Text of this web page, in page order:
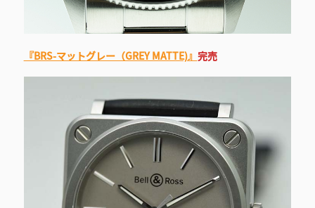
『BRS-マットグレー（GREY MATTE)』 完売